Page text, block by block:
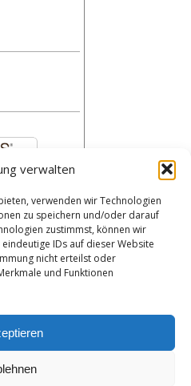
verwalten
verwenden wir Technologien
zu speichern und/oder darauf
zustimmst, können wir
IDs auf dieser Website
nicht erteilst oder
und Funktionen